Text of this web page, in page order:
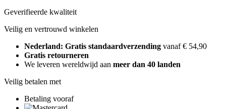
Geverifieerde kwaliteit
Veilig en vertrouwd winkelen
Nederland: Gratis standaardverzending vanaf € 54,90
Gratis retourneren
We leveren wereldwijd aan meer dan 40 landen
Veilig betalen met
Betaling vooraf